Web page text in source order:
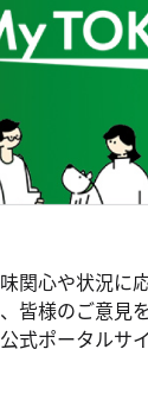
関心や状況に
皆様のご意見
式ポータルサイ